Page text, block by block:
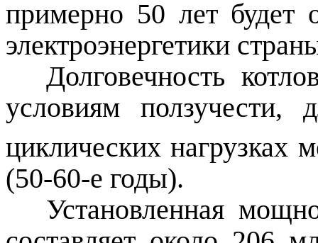
примерно 50 лет будет
электроэнергетики
Долговечность
условиям ползучести,
циклических нагрузках
(50-60-е годы).
Установленная